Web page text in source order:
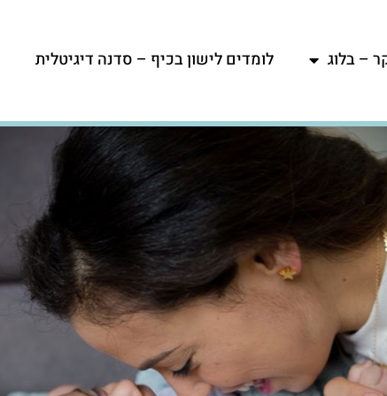
– בלוג לומדים לישון בכיף – סדנה דיגיטלית